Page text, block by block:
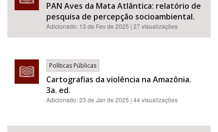
PAN Aves da Mata Atlântica: relatório de
pesquisa de percepção socioambiental.
Adicionado: 13 de Fev de 2025 | 27 visualizações
Políticas Públicas
Cartografias da violência na Amazônia.
3a. ed.
Adicionado:23 de Jan de 2025 | 44 visualizações